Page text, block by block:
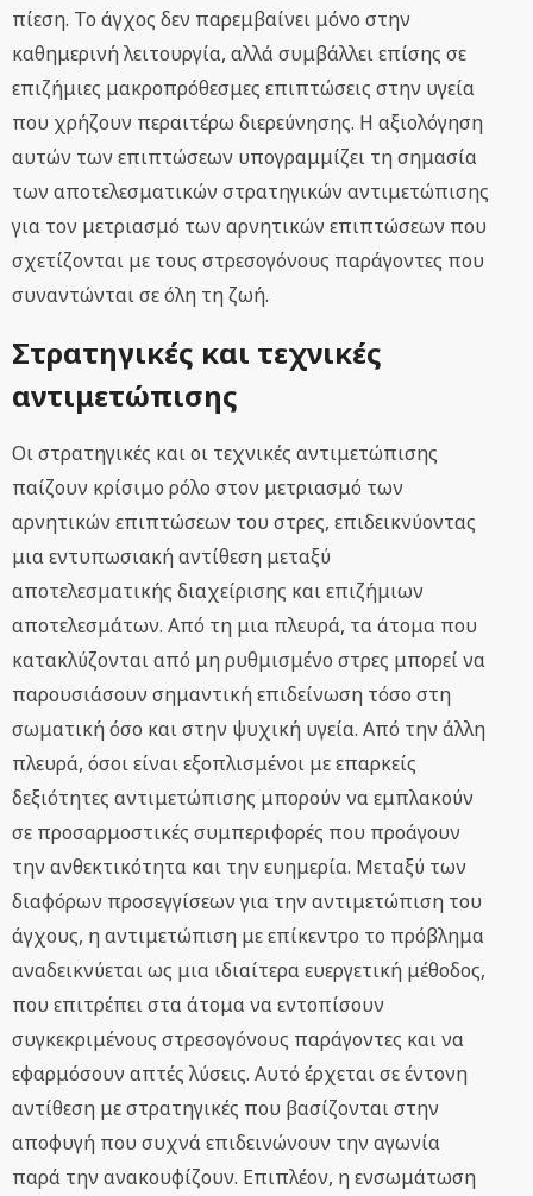
πίεση. Το άγχος δεν παρεμβαίνει μόνο στην
καθημερινή λειτουργία, αλλά συμβάλλει επίσης σε
επιζήμιες μακροπρόθεσμες επιπτώσεις στην υγεία
που χρήζουν περαιτέρω διερεύνησης. Η αξιολόγηση
αυτών των επιπτώσεων υπογραμμίζει τη σημασία
των αποτελεσματικών στρατηγικών αντιμετώπισης
για τον μετριασμό των αρνητικών επιπτώσεων που
σχετίζονται με τους στρεσογόνους παράγοντες που
συναντώνται σε όλη τη ζωή.
Στρατηγικές και τεχνικές
αντιμετώπισης
Οι στρατηγικές και οι τεχνικές αντιμετώπισης
παίζουν κρίσιμο ρόλο στον μετριασμό των
αρνητικών επιπτώσεων του στρες, επιδεικνύοντας
μια εντυπωσιακή αντίθεση μεταξύ
αποτελεσματικής διαχείρισης και επιζήμιων
αποτελεσμάτων. Από τη μια πλευρά, τα άτομα που
κατακλύζονται από μη ρυθμισμένο στρες μπορεί να
παρουσιάσουν σημαντική επιδείνωση τόσο στη
σωματική όσο και στην ψυχική υγεία. Από την άλλη
πλευρά, όσοι είναι εξοπλισμένοι με επαρκείς
δεξιότητες αντιμετώπισης μπορούν να εμπλακούν
σε προσαρμοστικές συμπεριφορές που προάγουν
την ανθεκτικότητα και την ευημερία. Μεταξύ των
διαφόρων προσεγγίσεων για την αντιμετώπιση του
άγχους, η αντιμετώπιση με επίκεντρο το πρόβλημα
αναδεικνύεται ως μια ιδιαίτερα ευεργετική μέθοδος,
που επιτρέπει στα άτομα να εντοπίσουν
συγκεκριμένους στρεσογόνους παράγοντες και να
εφαρμόσουν απτές λύσεις. Αυτό έρχεται σε έντονη
αντίθεση με στρατηγικές που βασίζονται στην
αποφυγή που συχνά επιδεινώνουν την αγωνία
παρά την ανακουφίζουν. Επιπλέον, η ενσωμάτωση